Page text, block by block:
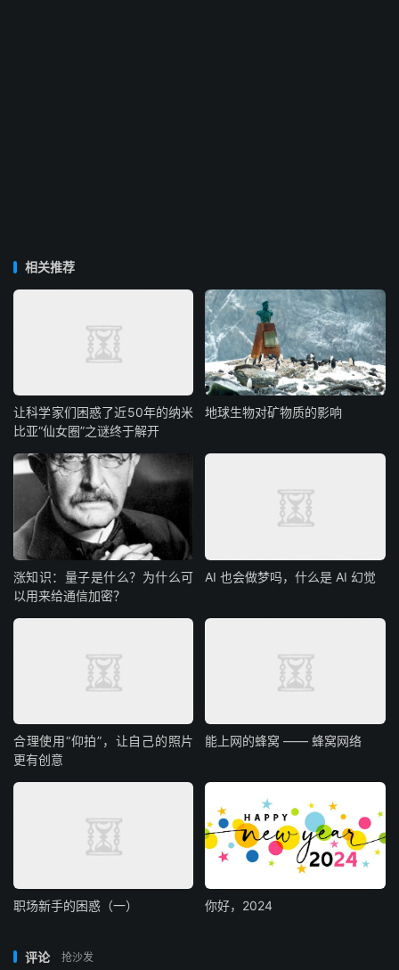
相关推荐
让科学家们困惑了近50年的纳米
比亚“仙女圈”之谜终于解开
地球生物对矿物质的影响
涨知识：量子是什么？为什么可
以用来给通信加密？
AI 也会做梦吗，什么是 AI 幻觉
合理使用“仰拍”，让自己的照片
更有创意
能上网的蜂窝 —— 蜂窝网络
职场新手的困惑（一） 你好，2024
评论 抢沙发